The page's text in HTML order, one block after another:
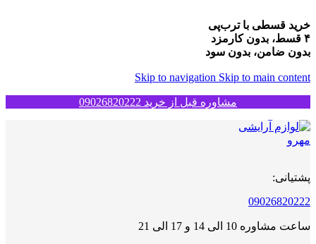
خرید قسطی با ترب‌پی
۴ قسط، بدون کارمزد
بدون ضامن، بدون سود
Skip to navigation Skip to main content
مشاوره قبل از خرید 09026820222
پشتیانی:
09026820222
ساعت مشاوره 10 الی 14 و 17 الی 21